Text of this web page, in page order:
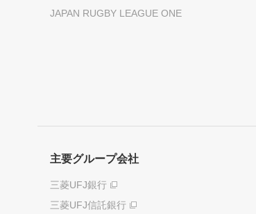
JAPAN RUGBY LEAGUE ONE
主要グループ会社
三菱UFJ銀行
三菱UFJ信託銀行